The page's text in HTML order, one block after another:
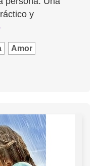
y
Amor